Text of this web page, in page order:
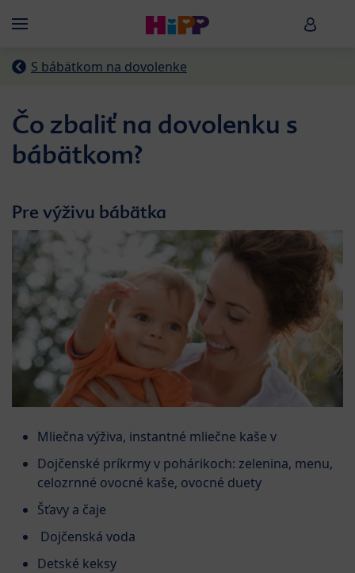
Menü HiPP
S bábätkom na dovolenke
Čo zbaliť na dovolenku s
bábätkom?
Pre výživu bábätka
Mliečna výživa, instantné mliečne kaše v
Dojčenské príkrmy v pohárikoch: zelenina, menu,
celozrnné ovocné kaše, ovocné duety
Šťavy a čaje
Dojčenská voda
Detské keksy